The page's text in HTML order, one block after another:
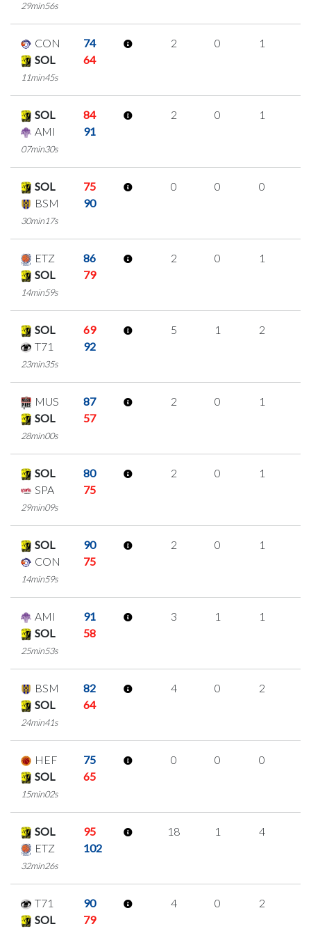
29min56s
CON
74
SOL
64
11min45s
2 0 1
SOL
84
AMI
91
07min30s
2 0 1
SOL
75
BSM
90
30min17s
0 0 0
ETZ
86
SOL
79
14min59s
2 0 1
SOL
69
T71
92
23min35s
5 1 2
MUS
87
SOL
57
28min00s
2 0 1
SOL
80
SPA
75
29min09s
2 0 1
SOL
90
CON
75
14min59s
2 0 1
AMI
91
SOL
58
25min53s
3 1 1
BSM
82
SOL
64
24min41s
4 0 2
HEF
75
SOL
65
15min02s
0 0 0
SOL
95
ETZ
102
32min26s
18 1 4
T71
90
SOL
79
4 0 2